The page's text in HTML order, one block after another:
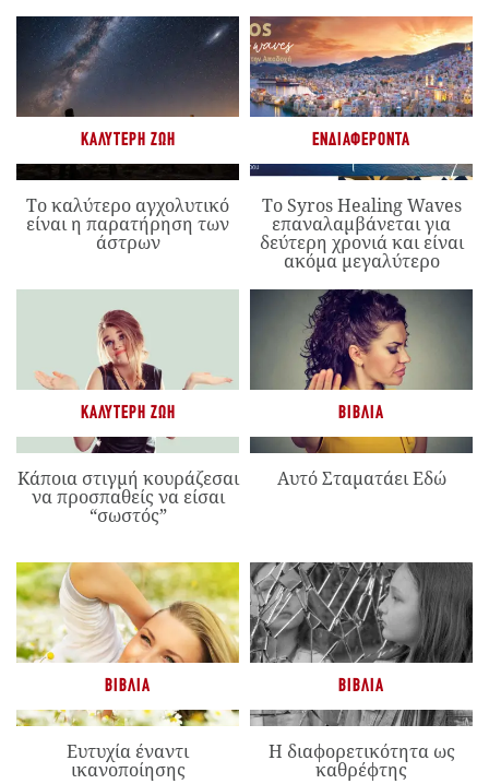
ΚΑΛΎΤΕΡΗ ΖΩΉ
Το καλύτερο αγχολυτικό
είναι η παρατήρηση των
άστρων
ΕΝΔΙΑΦΈΡΟΝΤΑ
Το Syros Healing Waves
επαναλαμβάνεται για
δεύτερη χρονιά και είναι
ακόμα μεγαλύτερο
ΚΑΛΎΤΕΡΗ ΖΩΉ
Κάποια στιγμή κουράζεσαι
να προσπαθείς να είσαι
“σωστός”
ΒΙΒΛΊΑ
Αυτό Σταματάει Εδώ
ΒΙΒΛΊΑ
Ευτυχία έναντι
ικανοποίησης
ΒΙΒΛΊΑ
Η διαφορετικότητα ως
καθρέφτης